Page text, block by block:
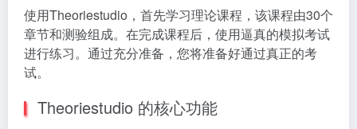
使用Theoriestudio，首先学习理论课程，该课程由30个
章节和测验组成。在完成课程后，使用逼真的模拟考试
进行练习。通过充分准备，您将准备好通过真正的考
试。
Theoriestudio 的核心功能